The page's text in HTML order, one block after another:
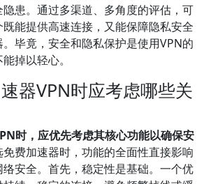
患。通过多渠道、多角度的评估，可
能提供高速连接，又能保障隐私安全
毕竟，安全和隐私保护是使用VPN的
掉以轻心。
器VPN时应考虑哪些关
时，应优先考虑其核心功能以确保安
免费加速器时，功能的全面性直接影响
安全。首先，稳定性是基础。一个优